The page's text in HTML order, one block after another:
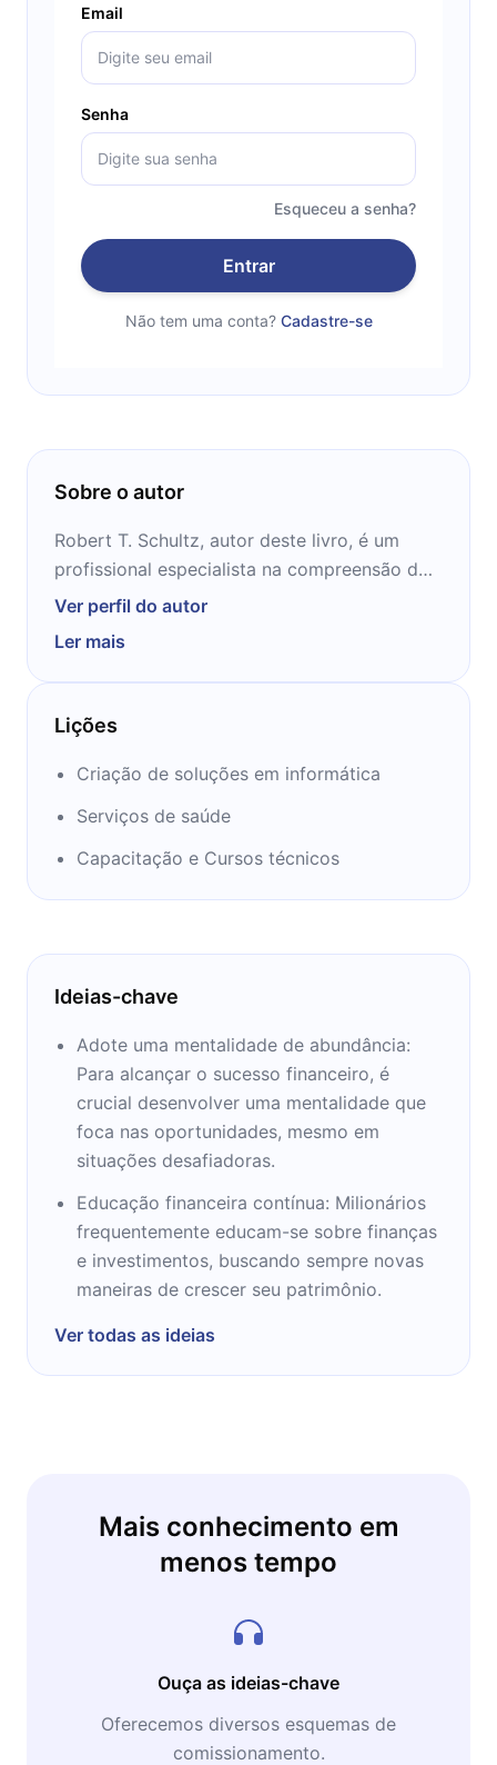
Email
Senha
Esqueceu a senha?
Entrar
Não tem uma conta? Cadastre-se
Sobre o autor
Robert T. Schultz, autor deste livro, é um
profissional especialista na compreensão do
mundo dos investidores e dos milionários. Em
com o dinheiro, como entender mais da renda
passiva e da renda ativa, como lidar com
crises e assim por diante. Aprenda o que ele
tem a ensinar nos próximos 12 minutos!
Ver perfil do autor
Ler mais
Lições
Criação de soluções em informática
Serviços de saúde
Capacitação e Cursos técnicos
Ideias-chave
Adote uma mentalidade de abundância:
Para alcançar o sucesso financeiro, é
crucial desenvolver uma mentalidade que
foca nas oportunidades, mesmo em
situações desafiadoras.
Educação financeira contínua: Milionários
frequentemente educam-se sobre finanças
e investimentos, buscando sempre novas
maneiras de crescer seu patrimônio.
Ver todas as ideias
Mais conhecimento em
menos tempo
Ouça as ideias-chave
Oferecemos diversos esquemas de
comissionamento.